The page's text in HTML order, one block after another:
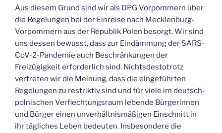
Aus diesem Grund sind wir als DPG Vorpommern über
die Regelungen bei der Einreise nach Mecklenburg-
Vorpommern aus der Republik Polen besorgt. Wir sind
uns dessen bewusst, dass zur Eindämmung der SARS-
CoV-2-Pandemie auch Beschränkungen der
Freizügigkeit erforderlich sind. Nichtsdestotrotz
vertreten wir die Meinung, dass die eingeführten
Regelungen zu restriktiv sind und für viele im deutsch-
polnischen Verflechtungsraum lebende Bürgerinnen
und Bürger einen unverhältnismäßigen Einschnitt in
ihr tägliches Leben bedeuten. Insbesondere die